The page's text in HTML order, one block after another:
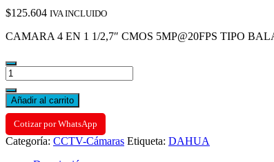
$125.604 IVA INCLUIDO
CAMARA 4 EN 1 1/2,7″ CMOS 5MP@20FPS TIPO
CAMARA
5MP@20FPS
TIPO
BALA
METALICA
2,8MM
cantidad
Añadir al carrito
Cotizar por WhatsApp
Categoría: CCTV-Cámaras Etiqueta: DAHUA